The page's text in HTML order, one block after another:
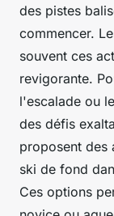
des pistes
commencer.
souvent ces
revigorante.
l'escalade ou
des défis
proposent des
ski de fond
Ces options